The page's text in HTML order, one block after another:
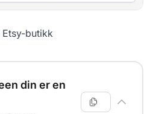
Etsy-butikk
butikk
din er en